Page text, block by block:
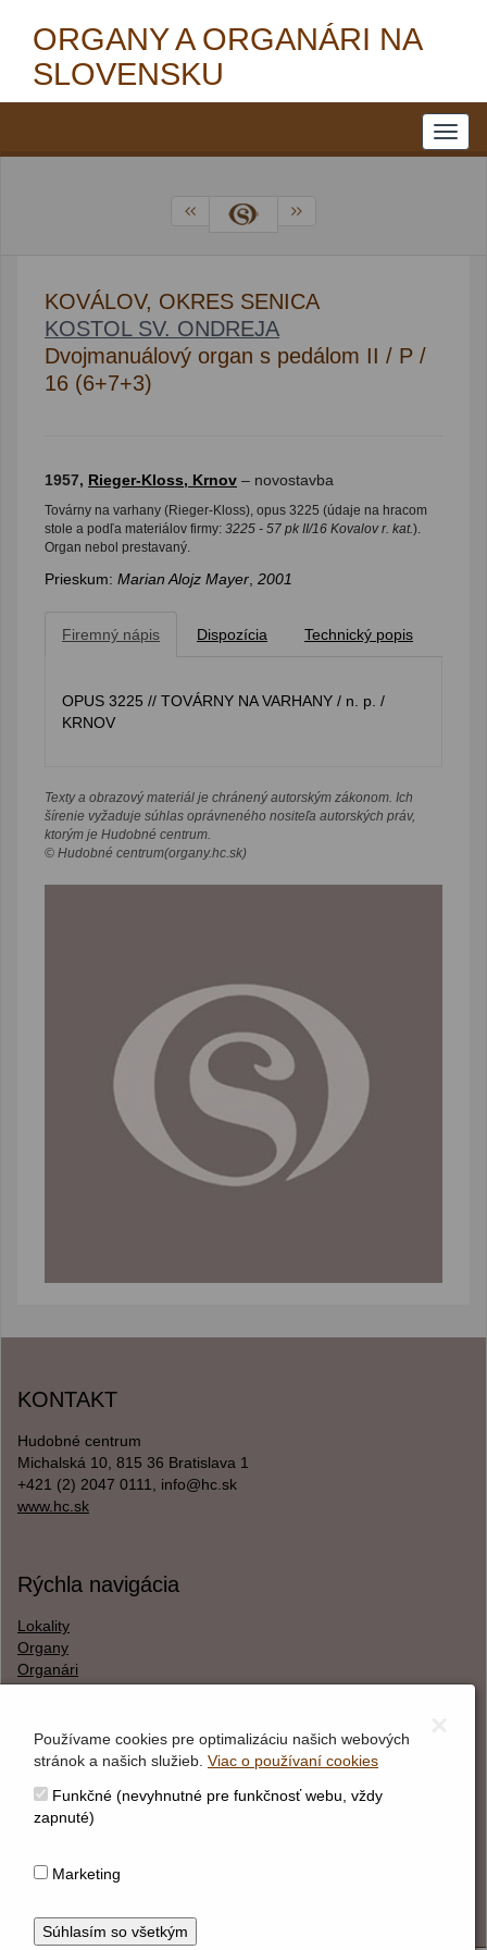
ORGANY A ORGANÁRI NA
SLOVENSKU
KOVÁLOV, OKRES SENICA
KOSTOL SV. ONDREJA
Dvojmanuálový organ s pedálom II / P /
16 (6+7+3)
1957, Rieger-Kloss, Krnov – novostavba
Továrny na varhany (Rieger-Kloss), opus 3225 (údaje na hracom
stole a podľa materiálov firmy: 3225 - 57 pk II/16 Kovalov r. kat.).
Organ nebol prestavaný.
Prieskum: Marian Alojz Mayer 2001
Firemný nápis Dispozícia Technický popis
OPUS 3225 // TOVÁRNY NA VARHANY / n. p. /
KRNOV
Texty a obrazový materiál je chránený autorským zákonom. Ich
šírenie vyžaduje súhlas oprávneného nositeľa autorských práv,
ktorým je Hudobné centrum.
© Hudobné centrum(organy.hc.sk)
KONTAKT
Hudobné centrum
Michalská 10, 815 36 Bratislava 1
+421 (2) 2047 0111, info@hc.sk
www.hc.sk
Rýchla navigácia
Lokality
Organy
Organári
O webstránke
Správca obsahu
Vyhlásenie o cookies
Používame cookies pre optimalizáciu našich webových
stránok a našich služieb. Viac o používaní cookies
Funkčné (nevyhnutné pre funkčnosť webu, vždy
zapnuté)
Marketing